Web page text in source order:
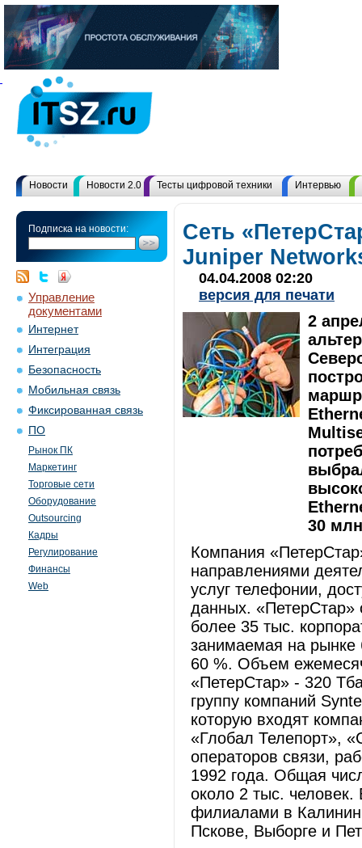
Новости Новости 2.0 Тесты цифровой техники Интервью
Подписка на новости:
Управление
документами
Интернет
Интеграция
Безопасность
Мобильная связь
Фиксированная связь
ПО
Рынок ПК
Маркетинг
Торговые сети
Оборудование
Outsourcing
Кадры
Регулирование
Финансы
Web
Сеть
Juniper
04.04.2008 02:20
версия для печати
2
30
Компания
направлениями
услуг телефонии,
данных. «ПетерСтар»
более 35 тыс.
занимаемая на рынке
60 %. Объем
«ПетерСтар» - 320
группу компаний
которую входят
«Глобал Телепорт»,
операторов связи,
1992 года. Общая
около 2 тыс.
филиалами в
Пскове, Выборге и